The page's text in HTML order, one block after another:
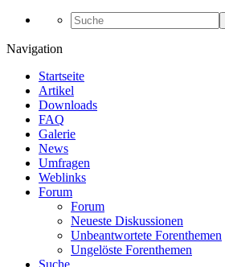
Navigation
Startseite
Artikel
Downloads
FAQ
Galerie
News
Umfragen
Weblinks
Forum
Forum
Neueste Diskussionen
Unbeantwortete Forenthemen
Ungelöste Forenthemen